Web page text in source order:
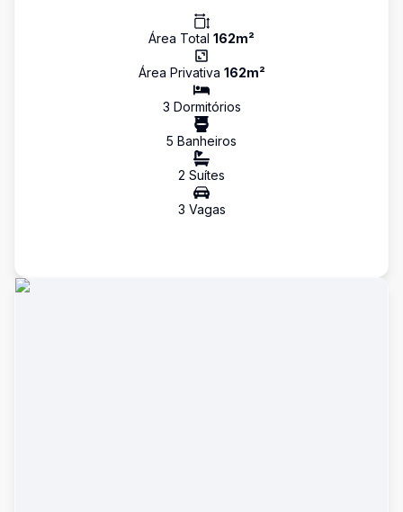
Área Total 162m²
Área Privativa 162m²
3 Dormitórios
5 Banheiros
2 Suítes
3 Vagas